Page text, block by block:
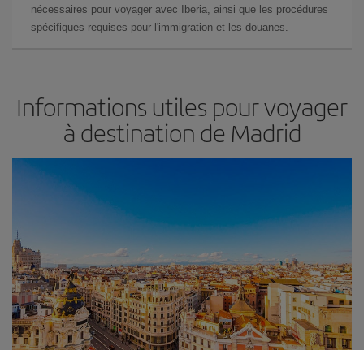
nécessaires pour voyager avec Iberia, ainsi que les procédures
spécifiques requises pour l'immigration et les douanes.
Informations utiles pour voyager
à destination de Madrid